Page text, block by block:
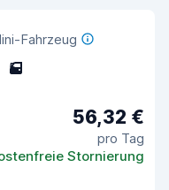
Fahrzeug
5
56,32 €
pro Tag
Stornierung